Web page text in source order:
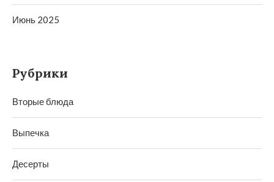
Июнь 2025
Рубрики
Вторые блюда
Выпечка
Десерты